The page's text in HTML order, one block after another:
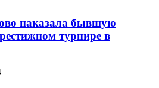
наказала бывшую
турнире в